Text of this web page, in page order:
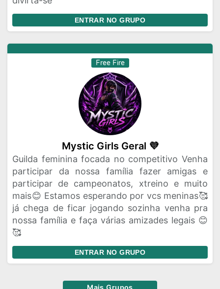
ENTRAR NO GRUPO
Free Fire
Mystic Girls Geral 💜
Guilda feminina focada no competitivo Venha
participar da nossa família fazer amigas e
participar de campeonatos, xtreino e muito
mais😊 Estamos esperando por vcs meninas🥰
já chega de ficar jogando sozinha venha pra
nossa família e faça várias amizades legais 😊
🥰
ENTRAR NO GRUPO
Mais Grupos